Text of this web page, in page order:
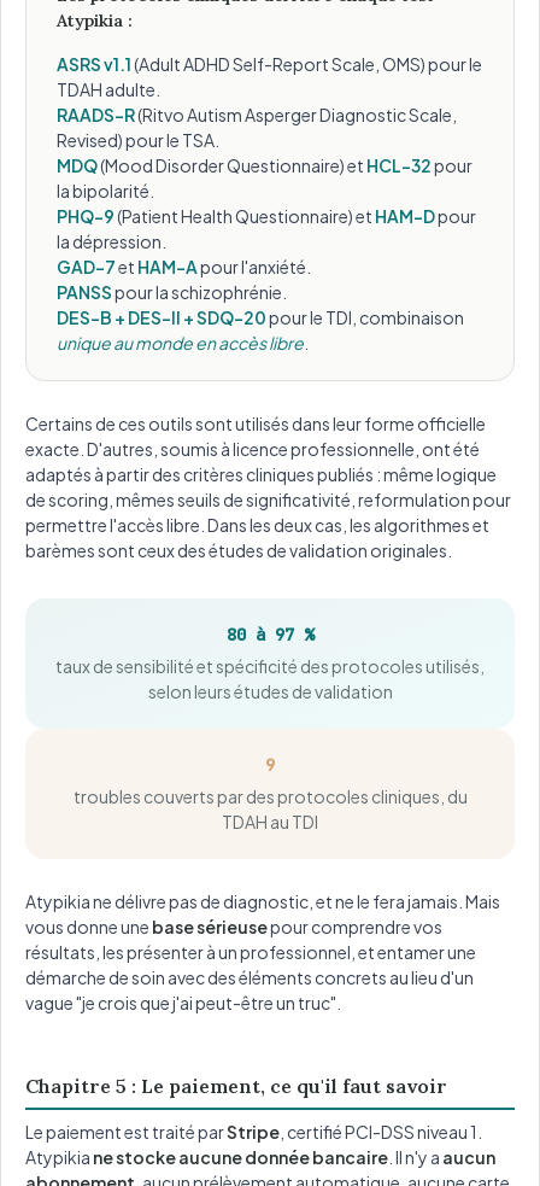
Atypikia :
ASRS v1.1(Adult ADHD Self-Report Scale, OMS) pour le
TDAH adulte.
RAADS-R(Ritvo Autism Asperger Diagnostic Scale,
Revised) pour le TSA.
MDQ(Mood Disorder Questionnaire) et HCL-32pour
la bipolarité.
PHQ-9(Patient Health Questionnaire) et HAM-Dpour
la dépression.
GAD-7et HAM-Apour l'anxiété.
PANSSpour la schizophrénie.
DES-B + DES-II + SDQ-20pour le TDI, combinaison
unique au monde en accès libre
Certains de ces outils sont utilisés dans leur forme officielle
exacte. D'autres, soumis à licence professionnelle, ont été
adaptés à partir des critères cliniques publiés : même logique
de scoring, mêmes seuils de significativité, reformulation pour
permettre l'accès libre. Dans les deux cas, les algorithmes et
barèmes sont ceux des études de validation originales.
80 à 97 %
taux de sensibilité et spécificité des protocoles utilisés,
selon leurs études de validation
9
troubles couverts par des protocoles cliniques, du
TDAH au TDI
Atypikia ne délivre pas de diagnostic, et ne le fera jamais. Mais
vous donne une base sérieusepour comprendre vos
résultats, les présenter à un professionnel, et entamer une
démarche de soin avec des éléments concrets au lieu d'un
vague "je crois que j'ai peut-être un truc".
Chapitre 5 : Le paiement, ce qu'il faut savoir
Le paiement est traité parStripe , certifié PCI-DSS niveau 1.
Atypikia ne stocke aucune donnée bancaire . Il n'y a aucun